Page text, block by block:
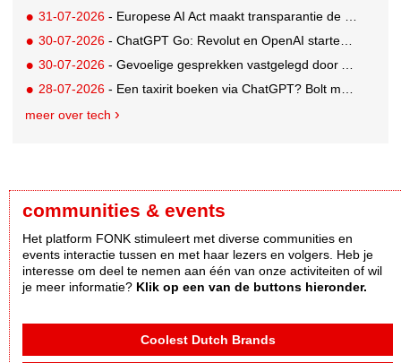
31-07-2026 - Europese AI Act maakt transparantie de nieuwe standaard voor AI
30-07-2026 - ChatGPT Go: Revolut en OpenAI starten internationale samenwerking
30-07-2026 - Gevoelige gesprekken vastgelegd door AI: Kind & meer, Zij aan Zij en Aventurijn kiezen voor Notizy
28-07-2026 - Een taxirit boeken via ChatGPT? Bolt maakt het mogelijk
meer over tech
communities & events
Het platform FONK stimuleert met diverse communities en
events interactie tussen en met haar lezers en volgers. Heb je
interesse om deel te nemen aan één van onze activiteiten of wil
je meer informatie? Klik op een van de buttons hieronder.
Coolest Dutch Brands